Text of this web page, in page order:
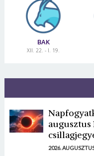
BAK
XII. 22. - I. 19.
augusztus
2026.